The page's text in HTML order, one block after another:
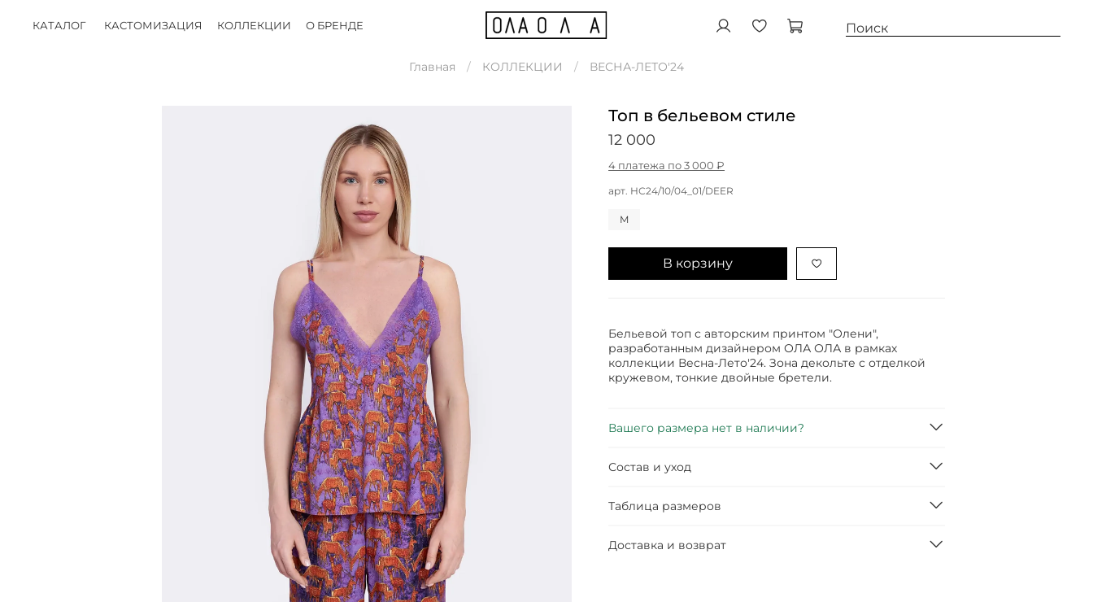
КАТАЛОГ КАСТОМИЗАЦИЯ КОЛЛЕКЦИИ О БРЕНДЕ
Главная КОЛЛЕКЦИИ ВЕСНА-ЛЕТО'24
арт. НС24/10/04_01/DEER
Топ в бельевом стиле
12 000
4 платежа по 3 000 ₽
M
В корзину
Бельевой топ с авторским принтом "Олени",
разработанным дизайнером ОЛА ОЛА в рамках
коллекции Весна-Лето'24. Зона декольте с отделкой
кружевом, тонкие двойные бретели.
Вашего размера нет в наличии?
Состав и уход
Таблица размеров
Доставка и возврат